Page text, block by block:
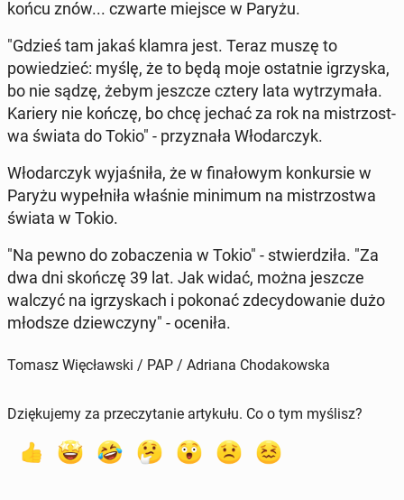
końcu znów... czwarte miejsce w Paryżu.
"Gdzieś tam jakaś klamra jest. Teraz muszę to
powiedzieć: myślę, że to będą moje os­tat­nie igrzys­ka,
bo nie sądzę, żebym jeszcze cztery lata wytrzy­mała.
Kariery nie kończę, bo chcę jechać za rok na mis­tr­zost­
wa świata do Tokio" - przyz­nała Wło­dar­czyk.
Wło­dar­czyk wy­jaśniła, że w fi­nałowym konkur­sie w
Paryżu wypełniła właśnie minimum na mis­tr­zost­wa
świata w Tokio.
"Na pewno do zobaczenia w Tokio" - stwierdz­iła. "Za
dwa dni skończę 39 lat. Jak widać, można jeszcze
walczyć na igrzyskach i pokonać zde­cy­dowanie dużo
młodsze dziew­czyny" - oceniła.
Tomasz Więcławski / PAP / Adriana Chodakowska
Dziękujemy za przeczytanie artykułu. Co o tym myślisz?